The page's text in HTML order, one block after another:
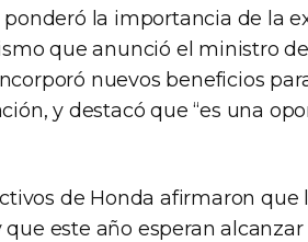
la importancia de la
que anunció el ministro de
nuevos beneficios
y destacó que “es una
de Honda afirmaron que
este año esperan